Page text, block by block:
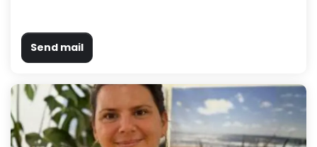
Send mail